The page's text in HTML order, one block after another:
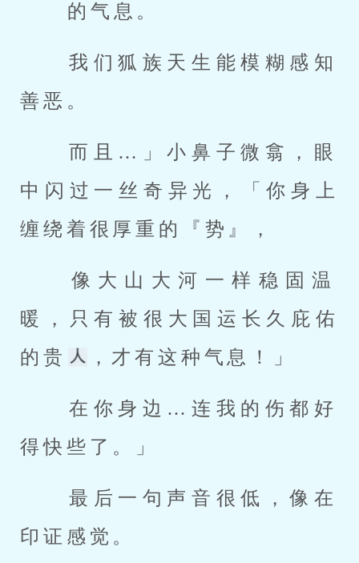
的气息。
善恶。
中闪过一丝奇异光，「你身上
缠绕着很厚重的『势』，
暖，只有被很大国运长久庇佑
的贵
，才有这种气息！」
得快些了。」
印证感觉。